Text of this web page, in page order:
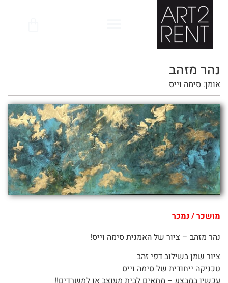
נהר מזהב
אומן: סימה וייס
מושכר / נמכר
נהר מזהב – ציור של האמנית סימה וייס!
ציור שמן בשילוב דפי זהב
טכניקה ייחודית של סימה וייס